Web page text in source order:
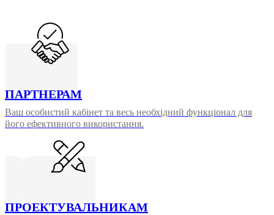
ПАРТНЕРАМ
Ваш особистий кабінет та весь необхідний функціонал для
його ефективного використання.
ПРОЕКТУВАЛЬНИКАМ